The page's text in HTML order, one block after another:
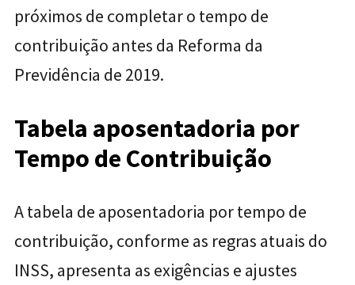
próximos de completar o tempo de
contribuição antes da Reforma da
Previdência de 2019.
Tabela aposentadoria por
Tempo de Contribuição
A tabela de aposentadoria por tempo de
contribuição, conforme as regras atuais do
INSS, apresenta as exigências e ajustes